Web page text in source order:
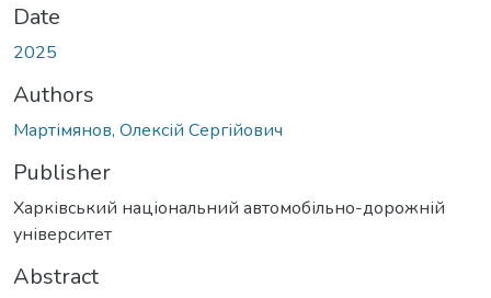
Date
2025
Authors
Мартімянов, Олексій Сергійович
Publisher
Харківський національний автомобільно-дорожній
університет
Abstract